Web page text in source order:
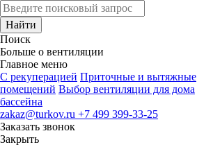
Найти
Поиск
Больше о вентиляции
Главное меню
C рекуперацией Приточные и вытяжные
помещений Выбор вентиляции для дома
бассейна
zakaz@turkov.ru +7 499 399-33-25
Заказать звонок
Закрыть